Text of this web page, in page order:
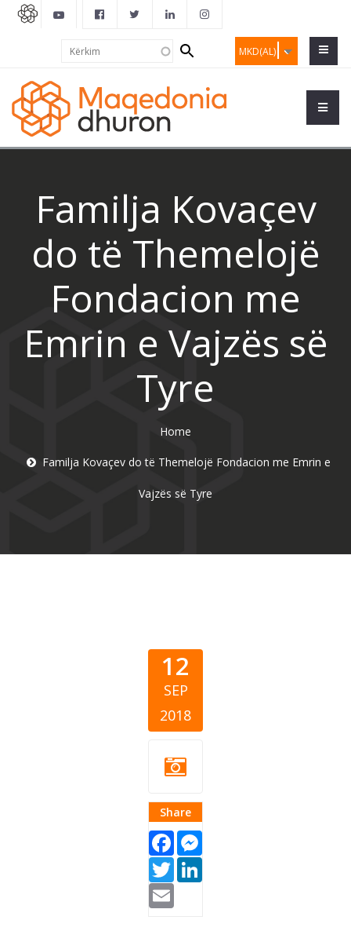
MKD(AL)
Search
form
Familja Kovaçev
do të Themelojë
Fondacion me
Emrin e Vajzës së
Tyre
Home
Familja Kovaçev do të Themelojë Fondacion me Emrin e
Vajzës së Tyre
12
SEP
2018
Share
Facebook
Twitter